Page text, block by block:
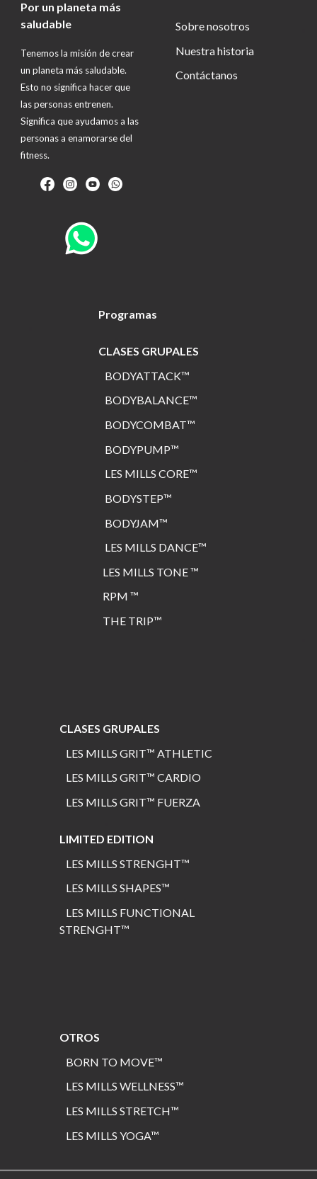
Por un planeta más
saludable
Tenemos la misión de crear
un planeta más saludable.
Esto no significa hacer que
las personas entrenen.
Significa que ayudamos a las
personas a enamorarse del
fitness.
Sobre nosotros
Nuestra historia
Contáctanos
Programas
CLASES GRUPALES
BODYATTACK™
BODYBALANCE™
BODYCOMBAT™
BODYPUMP™
LES MILLS CORE™
BODYSTEP™
BODYJAM™
LES MILLS DANCE™
LES MILLS TONE ™
RPM ™
THE TRIP™
CLASES GRUPALES
LES MILLS GRIT™ ATHLETIC
LES MILLS GRIT™ CARDIO
LES MILLS GRIT™ FUERZA
LIMITED EDITION
LES MILLS STRENGHT™
LES MILLS SHAPES™
LES MILLS FUNCTIONAL
STRENGHT™
OTROS
BORN TO MOVE™
LES MILLS WELLNESS™
LES MILLS STRETCH™
LES MILLSYOGA™